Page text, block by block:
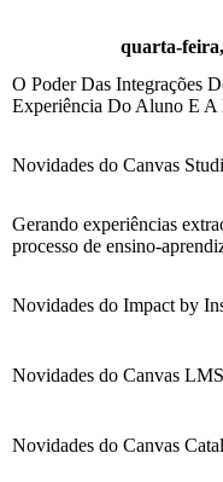
quarta-
O Poder Das Integrações
Experiência Do Aluno E A
Novidades do Canvas
Gerando experiências
processo de ensino-
Novidades do Impact by
Novidades do Canvas
Novidades do Canvas